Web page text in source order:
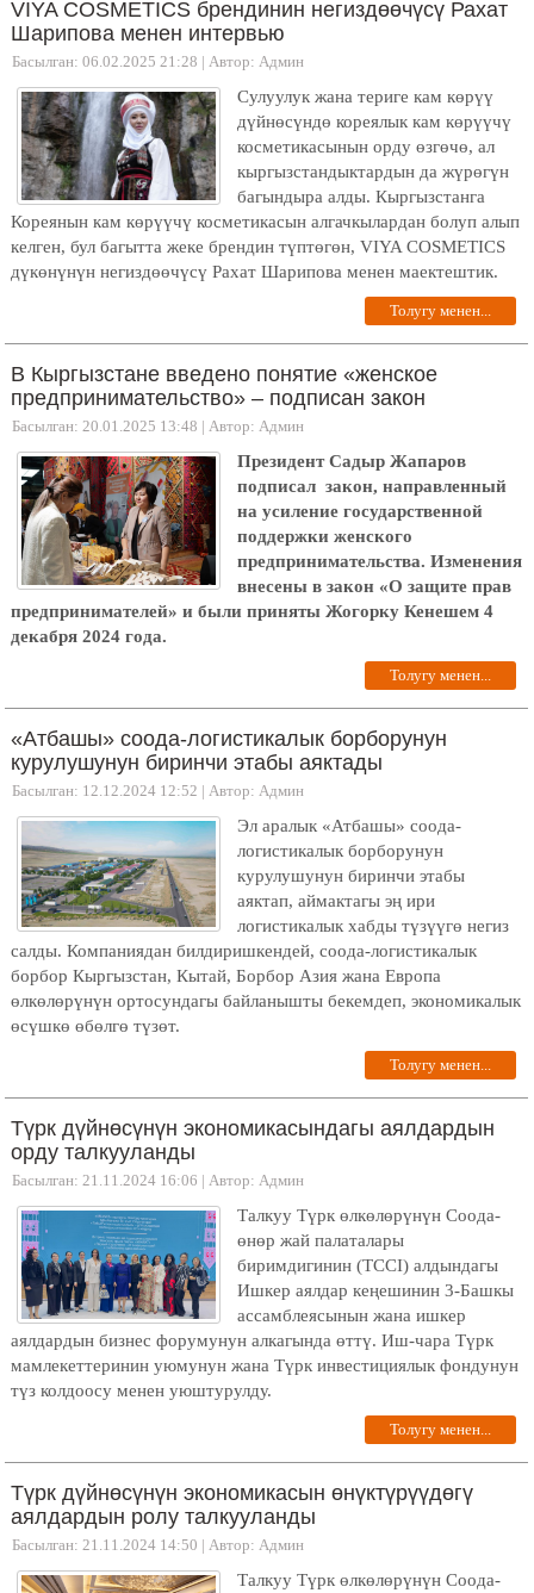
VIYA COSMETICS брендинин негиздөөчүсү Рахат
Шарипова менен интервью
Басылган: 06.02.2025 21:28 | Автор: Админ
Сулуулук жана териге кам көрүү
дүйнөсүндө кореялык кам көрүүчү
косметикасынын орду өзгөчө, ал
кыргызстандыктардын да жүрөгүн
багындыра алды. Кыргызстанга
Кореянын кам көрүүчү косметикасын алгачкылардан болуп алып
келген, бул багытта жеке брендин түптөгөн, VIYA COSMETICS
дүкөнүнүн негиздөөчүсү Рахат Шарипова менен маектештик.
Толугу менен...
В Кыргызстане введено понятие «женское
предпринимательство» – подписан закон
Басылган: 20.01.2025 13:48 | Автор: Админ
Президент Садыр Жапаров
подписал закон, направленный
на усиление государственной
поддержки женского
предпринимательства. Изменения
внесены в закон «О защите прав
предпринимателей» и были приняты Жогорку Кенешем 4
декабря 2024 года.
Толугу менен...
«Атбашы» соода-логистикалык борборунун
курулушунун биринчи этабы аяктады
Басылган: 12.12.2024 12:52 | Автор: Админ
Эл аралык «Атбашы» соода-
логистикалык борборунун
курулушунун биринчи этабы
аяктап, аймактагы эң ири
логистикалык хабды түзүүгө негиз
салды. Компаниядан билдиришкендей, соода-логистикалык
борбор Кыргызстан, Кытай, Борбор Азия жана Европа
өлкөлөрүнүн ортосундагы байланышты бекемдеп, экономикалык
өсүшкө өбөлгө түзөт.
Толугу менен...
Түрк дүйнөсүнүн экономикасындагы аялдардын
орду талкууланды
Басылган: 21.11.2024 16:06 | Автор: Админ
Талкуу Түрк өлкөлөрүнүн Соода-
өнөр жай палаталары
биримдигинин (TCCI) алдындагы
Ишкер аялдар кеңешинин 3-Башкы
ассамблеясынын жана ишкер
аялдардын бизнес форумунун алкагында өттү. Иш-чара Түрк
мамлекеттеринин уюмунун жана Түрк инвестициялык фондунун
түз колдоосу менен уюштурулду.
Толугу менен...
Түрк дүйнөсүнүн экономикасын өнүктүрүүдөгү
аялдардын ролу талкууланды
Басылган: 21.11.2024 14:50 | Автор: Админ
Талкуу Түрк өлкөлөрүнүн Соода-